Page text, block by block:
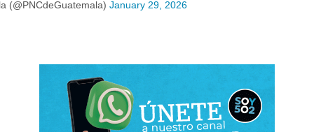
(@PNCdeGuatemala) January 29, 2026